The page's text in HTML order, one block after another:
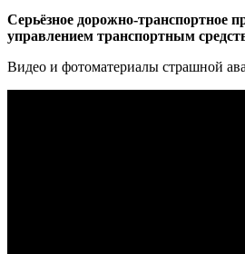
Серьёзное дорожно-транспортное
управлением транспортным
Видео и фотоматериалы страшной